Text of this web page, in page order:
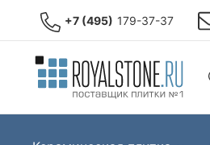
+7 (495) 179-37-37